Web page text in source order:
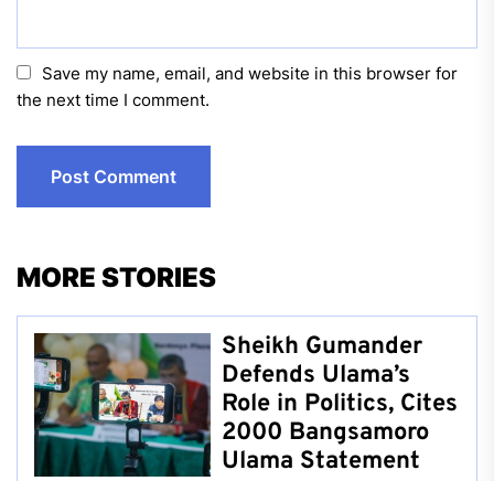
Save my name, email, and website in this browser for
the next time I comment.
MORE STORIES
Sheikh Gumander
Defends Ulama’s
Role in Politics, Cites
2000 Bangsamoro
Ulama Statement